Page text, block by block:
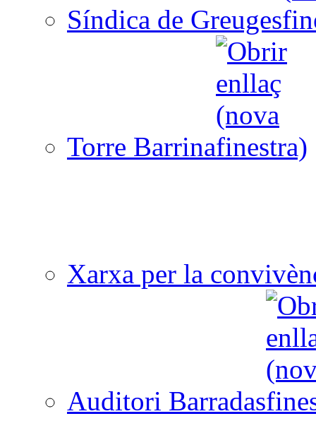
Síndica de Greuges
Torre Barrina
Xarxa per la
Auditori Barradas